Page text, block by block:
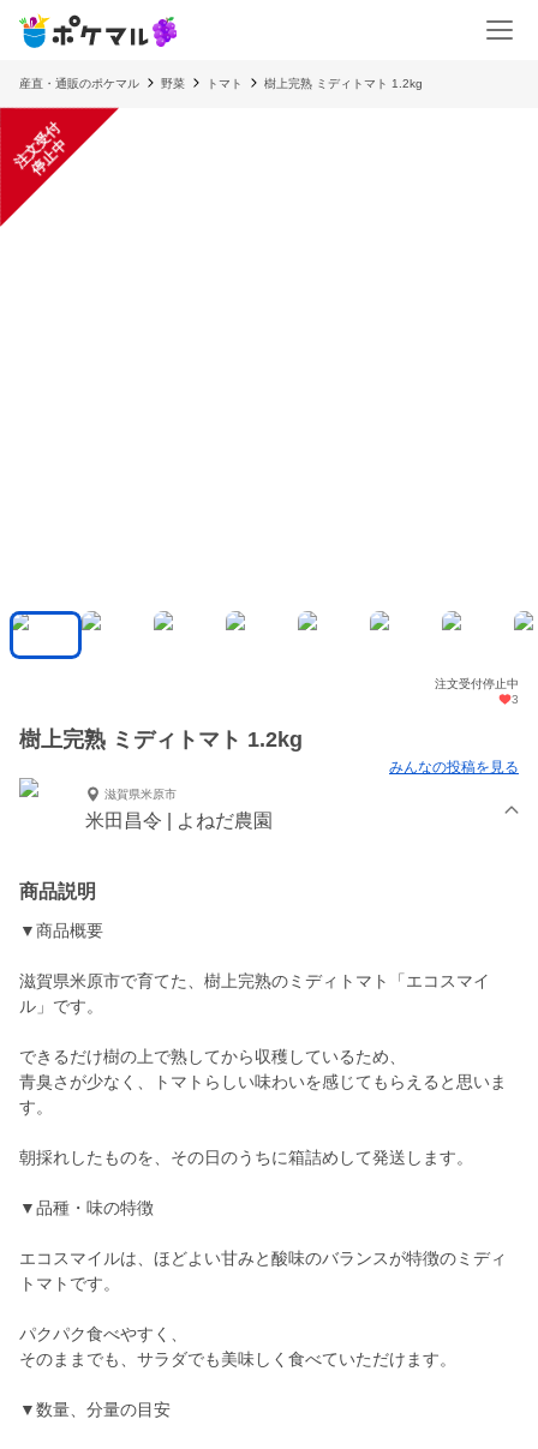
産直・通販のポケマル 野菜 トマト 樹上完熟 ミディトマト 1.2kg
注
文
受
付
停
止
中
注文受付停止中
3
樹上完熟 ミディトマト 1.2kg
みんなの投稿を見る
滋賀県米原市
米田昌令 | よねだ農園
商品説明
▼商品概要
滋賀県米原市で育てた、樹上完熟のミディトマト「エコスマイ
ル」です。
できるだけ樹の上で熟してから収穫しているため、
青臭さが少なく、トマトらしい味わいを感じてもらえると思いま
す。
朝採れしたものを、その日のうちに箱詰めして発送します。
▼品種・味の特徴
エコスマイルは、ほどよい甘みと酸味のバランスが特徴のミディ
トマトです。
パクパク食べやすく、
そのままでも、サラダでも美味しく食べていただけます。
▼数量、分量の目安